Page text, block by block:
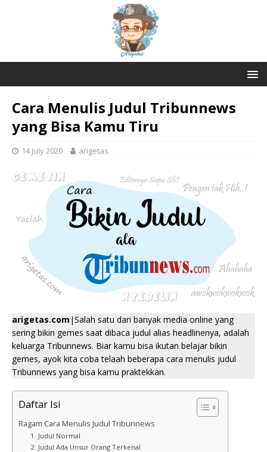
Cara Menulis Judul Tribunnews
yang Bisa Kamu Tiru
14 July 2020 arigetas
arigetas.com |Salah satu dari banyak media online yang
sering bikin gemes saat dibaca judul alias headlinenya, adalah
keluarga Tribunnews. Biar kamu bisa ikutan belajar bikin
gemes, ayok kita coba telaah beberapa cara menulis judul
Tribunnews yang bisa kamu praktekkan.
Daftar Isi
Ragam Cara Menulis Judul Tribunnews
1. Judul Normal
2. Judul Ada Unsur Orang Terkenal